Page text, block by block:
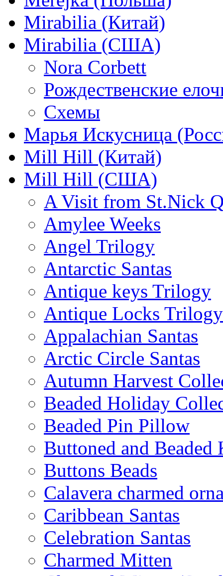
Mirabilia (Китай)
Mirabilia (США)
Nora Corbett
Рождественские
Схемы
Марья Искусница
Mill Hill (Китай)
Mill Hill (США)
A Visit from St.Nick
Amylee Weeks
Angel Trilogy
Antarctic Santas
Antique keys Trilogy
Antique Locks Trilogy
Appalachian Santas
Arctic Circle Santas
Autumn Harvest
Beaded Holiday
Beaded Pin Pillow
Buttoned and Beaded
Buttons Beads
Calavera charmed
Caribbean Santas
Celebration Santas
Charmed Mitten